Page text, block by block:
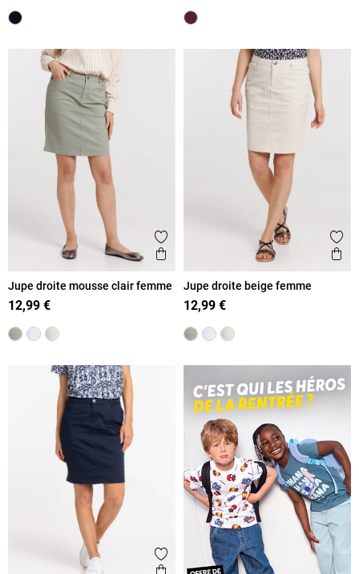
Ajouter aux favoris
Aperçu rapide
Jupe droite mousse clair femme
12,99 €
Jupe droite beige femme
12,99 €
Ajouter aux favoris